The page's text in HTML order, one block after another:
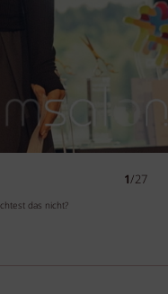
1/27
das nicht?